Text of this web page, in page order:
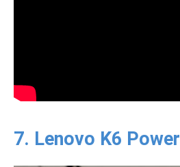
7. Lenovo K6 Power